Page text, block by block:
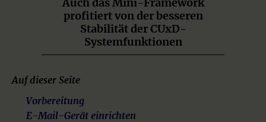
profitiert von der besseren
Stabilität der CUxD-
Systemfunktionen
Auf dieser Seite
Vorbereitung
E-Mail-Gerät einrichten